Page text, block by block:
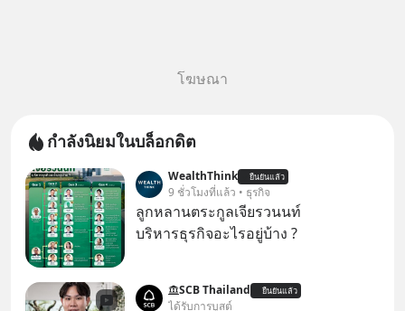
โฆษณา
กำลังนิยมในบล็อกดิต
WealthThink ยืนยันแล้ว
9 ชั่วโมงที่แล้ว • ธุรกิจ
ลูกหลานตระกูลเจียรวนนท์
บริหารธุรกิจอะไรอยู่บ้าง ?
SCB Thailand ยืนยันแล้ว
ได้รับการบูสต์